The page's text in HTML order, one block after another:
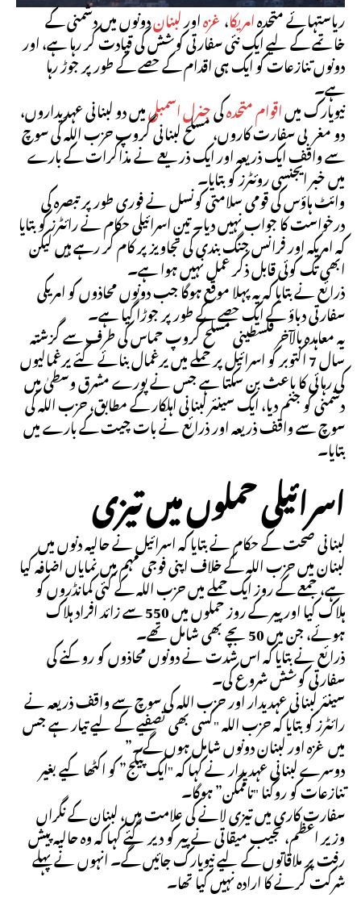
ریاستہائے متحدہامریکا،غزہاورلبناندونوں میں دشمنی کے
خاتمے کے لیے ایک نئی سفارتی کوشش کی قیادت کر رہا ہے، اور
دونوں تنازعات کو ایک ہی اقدام کے حصے کے طور پر جوڑ رہا
ہے۔
نیویارک میںاقوام متحدہکیجنرل اسمبلیمیں دو لبنانی عہدیداروں،
دو مغربی سفارت کاروں، مسلح لبنانی گروپ حزب اللہ کی سوچ
سے واقف ایک ذریعہ اور ایک ذریعے نے مذاکرات کے بارے
میں خبر ایجنسی روئٹرز کو بتایا۔
وائٹ ہاؤس کی قومی سلامتی کونسل نے فوری طور پر تبصرہ کی
درخواست کا جواب نہیں دیا۔ تین اسرائیلی حکام نے رائٹرز کو بتایا
کہ امریکہ اور فرانس جنگ بندی کی تجاویز پر کام کر رہے ہیں لیکن
ابھی تک کوئی قابل ذکر عمل نہیں ہوا ہے۔
ذرائع نے بتایا کہ یہ پہلا موقع ہوگا جب دونوں محاذوں کو امریکی
سفارتی دباؤ کے ایک حصے کے طور پر جوڑا گیا ہے۔
یہ معاہدہ بالآخر فلسطینی مسلح گروپ حماس کی طرف سے گزشتہ
سال 7 اکتوبر کو اسرائیل پر حملے میں یرغمال بنائے گئے یرغمالیوں
کی رہائی کا باعث بن سکتا ہے جس نے پورے مشرق وسطیٰ میں
دشمنی کو جنم دیا، ایک سینئر لبنانی اہلکار کے مطابق، حزب اللہ کی
سوچ سے واقف ذریعہ اور ذرائع نے بات چیت کے بارے میں
بتایا۔
اسرائیلی حملوں میں تیزی
لبنانی صحت کے حکام نے بتایا کہ اسرائیل نے حالیہ دنوں میں
لبنان میں حزب اللہ کے خلاف اپنی فوجی مہم میں نمایاں اضافہ کیا
ہے، جمعے کے روز ایک حملے میں حزب اللہ کے کئی کمانڈروں کو
ہلاک کیا اور پیر کے روز حملوں میں 550 سے زائد افراد ہلاک
ہوئے، جن میں 50 بچے بھی شامل تھے۔
ذرائع نے بتایا کہ اس شدت نے دونوں محاذوں کو روکنے کی
سفارتی کوشش شروع کی۔
سینئر لبنانی عہدیدار اور حزب اللہ کی سوچ سے واقف ذریعہ نے
رائٹرز کو بتایا کہ حزب اللہ "کسی بھی تصفیے کے لیے تیار ہے جس
میں غزہ اور لبنان دونوں شامل ہوں گے۔”
دوسرے لبنانی عہدیدار نے کہا کہ "ایک پیکج” کو اکٹھا کیے بغیر
تنازعات کو روکنا "ناممکن” ہوگا۔
سفارت کاری میں تیزی لانے کی علامت میں، لبنان کے نگراں
وزیر اعظم، نجیب میقاتی نے پیر کو دیر گئے کہا کہ وہ حالیہ پیش
رفت پر ملاقاتوں کے لیے نیویارک جائیں گے۔ انہوں نے پہلے
شرکت کرنے کا ارادہ نہیں کیا تھا۔